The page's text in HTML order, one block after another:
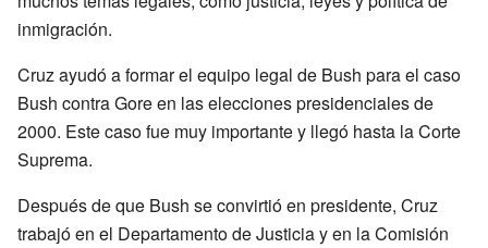
inmigración.
Cruz ayudó a formar el equipo legal de Bush para el caso
Bush contra Gore en las elecciones presidenciales de
2000. Este caso fue muy importante y llegó hasta la Corte
Suprema.
Después de que Bush se convirtió en presidente, Cruz
trabajó en el Departamento de Justicia y en la Comisión